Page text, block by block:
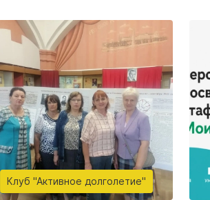
Клуб "Активное долголетие"